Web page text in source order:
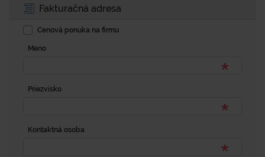
Fakturačná adresa
Cenová ponuka na firmu
Meno
Priezvisko
Kontaktná osoba